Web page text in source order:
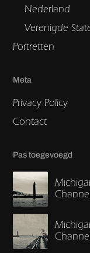
Nederland
Verenigde
Portretten
Meta
Privacy Policy
Contact
Pas toegevoegd